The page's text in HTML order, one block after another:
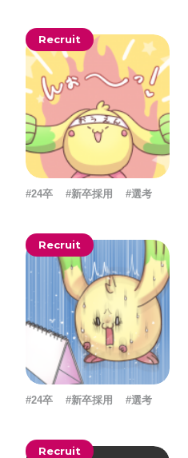
PM #制作進行・進行管理・ゲ
受託事業 #完全に理解した
末年始 #採用 #採用向け
#看板 #研修 #社員紹介
福利厚生 #第3の賃上げ #総
サービス #行事 #選考
株式会社シフォン
〒101-0047
東京都千代田区内神田2-12-5
GoogleMaps
プライバシーポリシー
ソーシャルメディアガイドライン
Recruit
#24卒 #新卒採用 #選考
Recruit
#24卒 #新卒採用 #選考
Recruit